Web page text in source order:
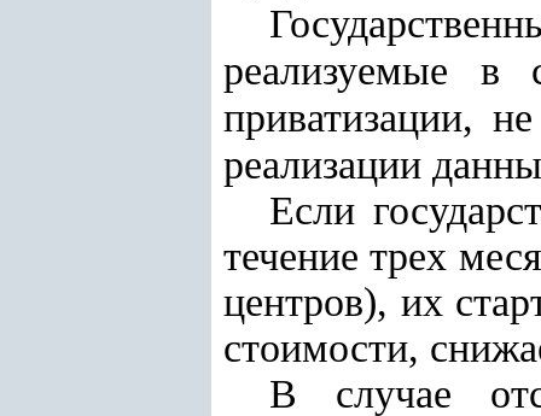
реализуемые в
приватизации,
реализации
Если
течение трех
центров), их
стоимости,
В случае